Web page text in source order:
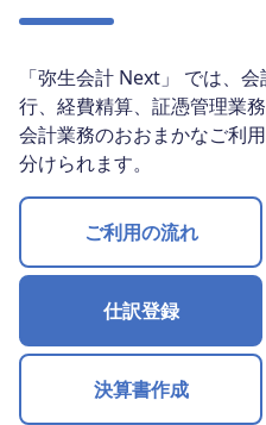
「弥生会計 Next」 では、
行、経費精算、証憑管理業務
会計業務のおおまかなご利
分けられます。
ご利用の流れ
仕訳登録
決算書作成